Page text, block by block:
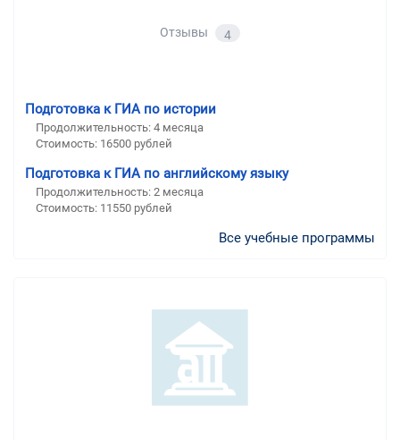
Отзывы 4
Подготовка к ГИА по истории
Продолжительность: 4 месяца
Стоимость: 16500 рублей
Подготовка к ГИА по английскому языку
Продолжительность: 2 месяца
Стоимость: 11550 рублей
Все учебные программы